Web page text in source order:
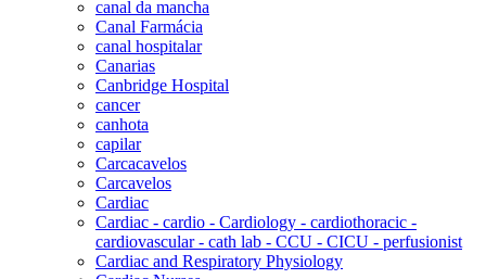
canal da mancha
Canal Farmácia
canal hospitalar
Canarias
Canbridge Hospital
cancer
canhota
capilar
Carcacavelos
Carcavelos
Cardiac
Cardiac - cardio - Cardiology - cardiothoracic -
cardiovascular - cath lab - CCU - CICU - perfusionist
Cardiac and Respiratory Physiology